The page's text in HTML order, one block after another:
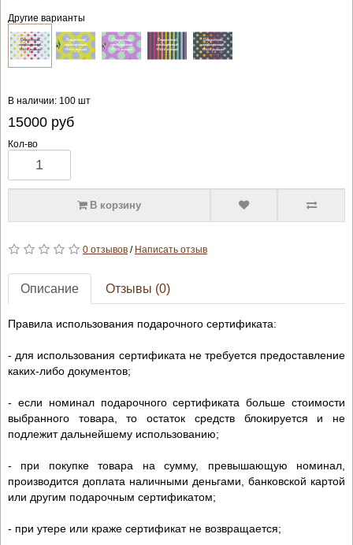
Другие варианты
В наличии: 100 шт
15000руб
Кол-во
В корзину
0 отзывов/ Написать отзыв
Описание Отзывы (0)
Правила использования подарочного сертификата:
- для использования сертификата не требуется предоставление
каких-либо документов;
- если номинал подарочного сертификата больше стоимости
выбранного товара, то остаток средств блокируется и не
подлежит дальнейшему использованию;
- при покупке товара на сумму, превышающую номинал,
производится доплата наличными деньгами, банковской картой
или другим подарочным сертификатом;
- при утере или краже сертификат не возвращается;